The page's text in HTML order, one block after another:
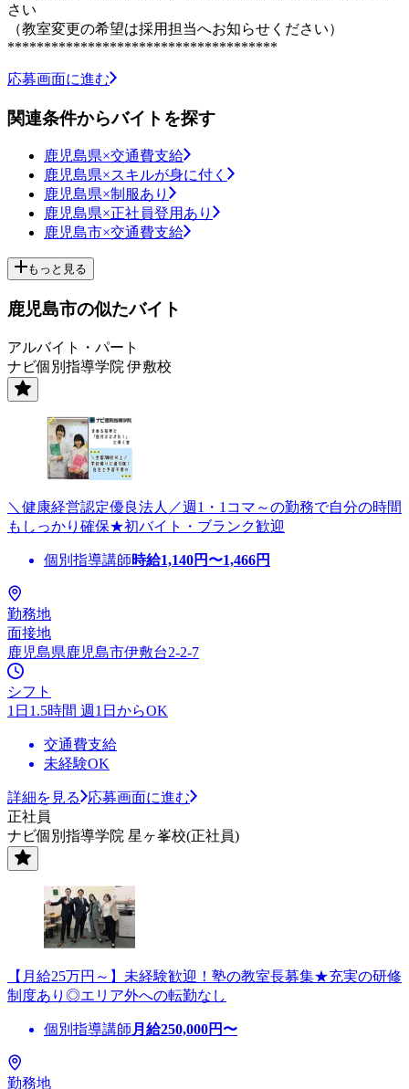
さい
（教室変更の希望は採用担当へお知らせください）
*************************************
応募画面に進む
関連条件からバイトを探す
鹿児島県×交通費支給
鹿児島県×スキルが身に付く
鹿児島県×制服あり
鹿児島県×正社員登用あり
鹿児島市×交通費支給
もっと見る
鹿児島市の似たバイト
アルバイト・パート
ナビ個別指導学院 伊敷校
＼健康経営認定優良法人／週1・1コマ～の勤務で自分の時間
もしっかり確保★初バイト・ブランク歓迎
個別指導講師時給1,140円〜1,466円
勤務地
面接地
鹿児島県鹿児島市伊敷台2-2-7
シフト
1日1.5時間 週1日からOK
交通費支給
未経験OK
詳細を見る
応募画面に進む
正社員
ナビ個別指導学院 星ヶ峯校(正社員)
【月給25万円～】未経験歓迎！塾の教室長募集★充実の研修
制度あり◎エリア外への転勤なし
個別指導講師 月給250,000円〜
勤務地